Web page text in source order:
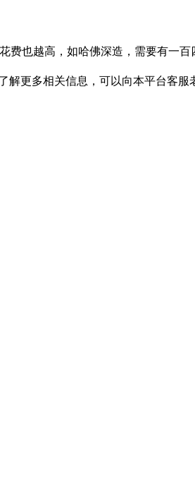
费也越高，如哈佛深造，需要有一百
更多相关信息，可以向本平台客服